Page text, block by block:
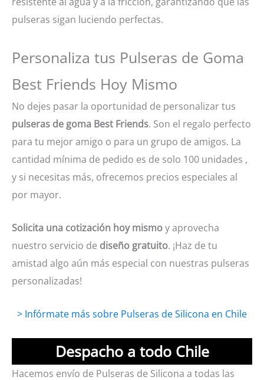
pulseras sigan luciendo perfectas.
Personaliza tus Pulseras de Goma
Best Friends Hoy Mismo
No dejes pasar la oportunidad de personalizar tus
pulseras de goma Best Friends. Son el regalo perfecto
para tu mejor amigo o para un grupo de amigos. La
cantidad mínima de pedido es de solo 100 unidades ,
y si necesitas más, ofrecemos precios especiales al
por mayor.
Solicita una cotización hoy mismoy aprovecha
nuestro servicio de diseño gratuito. ¡Haz de tu
amistad algo aún más especial con nuestras pulseras
personalizadas!
> Infórmate más sobre Pulseras de Silicona en Chile
Despacho a todo Chile
Hacemos envío de Pulseras de Silicona a todas las